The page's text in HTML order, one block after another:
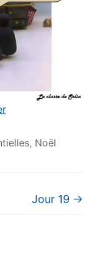
, Noël
Jour 19 →